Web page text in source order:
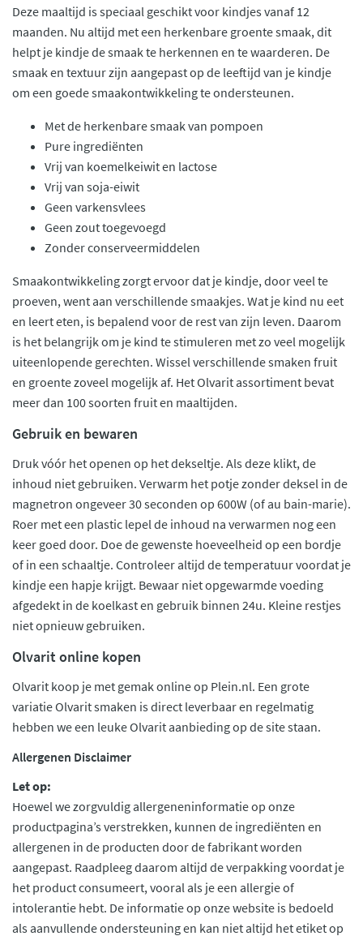
Deze maaltijd is speciaal geschikt voor kindjes vanaf 12
maanden. Nu altijd met een herkenbare groente smaak, dit
helpt je kindje de smaak te herkennen en te waarderen. De
smaak en textuur zijn aangepast op de leeftijd van je kindje
om een goede smaakontwikkeling te ondersteunen.
Met de herkenbare smaak van pompoen
Pure ingrediënten
Vrij van koemelkeiwit en lactose
Vrij van soja-eiwit
Geen varkensvlees
Geen zout toegevoegd
Zonder conserveermiddelen
Smaakontwikkeling zorgt ervoor dat je kindje, door veel te
proeven, went aan verschillende smaakjes. Wat je kind nu eet
en leert eten, is bepalend voor de rest van zijn leven. Daarom
is het belangrijk om je kind te stimuleren met zo veel mogelijk
uiteenlopende gerechten. Wissel verschillende smaken fruit
en groente zoveel mogelijk af. Het Olvarit assortiment bevat
meer dan 100 soorten fruit en maaltijden.
Gebruik en bewaren
Druk vóór het openen op het dekseltje. Als deze klikt, de
inhoud niet gebruiken. Verwarm het potje zonder deksel in de
magnetron ongeveer 30 seconden op 600W (of au bain-marie).
Roer met een plastic lepel de inhoud na verwarmen nog een
keer goed door. Doe de gewenste hoeveelheid op een bordje
of in een schaaltje. Controleer altijd de temperatuur voordat je
kindje een hapje krijgt. Bewaar niet opgewarmde voeding
afgedekt in de koelkast en gebruik binnen 24u. Kleine restjes
niet opnieuw gebruiken.
Olvarit online kopen
Olvarit koop je met gemak online op Plein.nl. Een grote
variatie Olvarit smaken is direct leverbaar en regelmatig
hebben we een leuke Olvarit aanbieding op de site staan.
Allergenen Disclaimer
Let op:
Hoewel we zorgvuldig allergeneninformatie op onze
productpagina’s verstrekken, kunnen de ingrediënten en
allergenen in de producten door de fabrikant worden
aangepast. Raadpleeg daarom altijd de verpakking voordat je
het product consumeert, vooral als je een allergie of
intolerantie hebt. De informatie op onze website is bedoeld
als aanvullende ondersteuning en kan niet altijd het etiket op